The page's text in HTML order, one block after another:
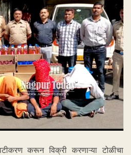
करून विक्री करणाऱ्या टोळीचा